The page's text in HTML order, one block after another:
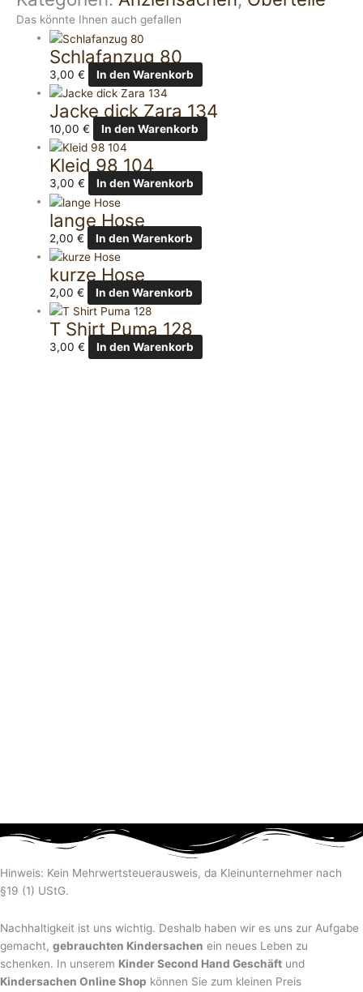
Das könnte Ihnen auch gefallen
Schlafanzug 80
3,00€ In den Warenkorb
Jacke dick Zara 134
10,00€ In den Warenkorb
Kleid 98 104
3,00€ In den Warenkorb
lange Hose
2,00€ In den Warenkorb
kurze Hose
2,00€ In den Warenkorb
T Shirt Puma 128
3,00€ In den Warenkorb
Hinweis: Kein Mehrwertsteuerausweis, da Kleinunternehmer nach
§19 (1) UStG.
Nachhaltigkeit ist uns wichtig. Deshalb haben wir es uns zur Aufgabe
gemacht, gebrauchten Kindersachen ein neues Leben zu
schenken. In unserem Kinder Second Hand Geschäft und
Kindersachen Online Shop können Sie zum kleinen Preis